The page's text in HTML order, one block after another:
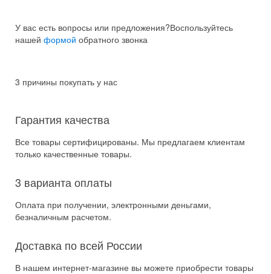
У вас есть вопросы или предложения?Воспользуйтесь
нашей формой обратного звонка
3 причины покупать у нас
Гарантия качества
Все товары сертифицированы. Мы предлагаем клиентам
только качественные товары.
3 варианта оплаты
Оплата при получении, электронными деньгами,
безналичным расчетом.
Доставка по всей России
В нашем интернет-магазине вы можете приобрести товары